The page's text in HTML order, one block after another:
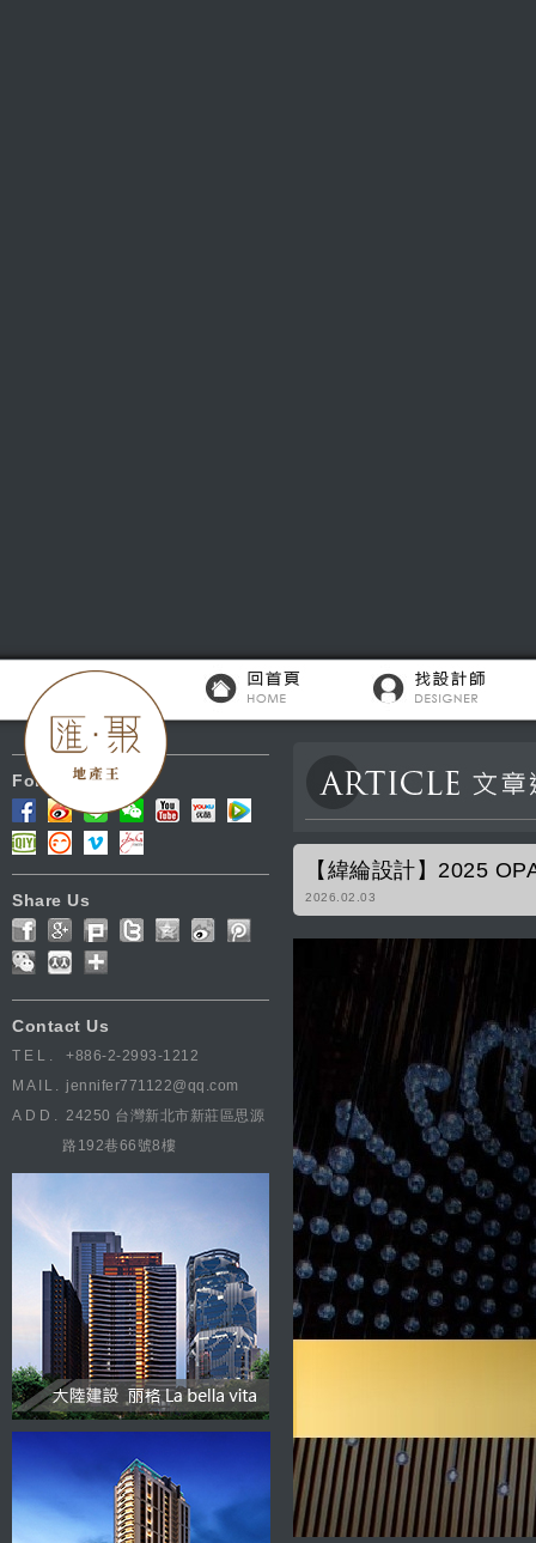
Follow Us
Share Us
Contact Us
TEL.
+886-2-2993-1212
MAIL. jennifer771122@qq.com
ADD. 24250 台灣新北市新莊區思源
路192巷66號8樓
【緯綸設計】2025
2026.02.03